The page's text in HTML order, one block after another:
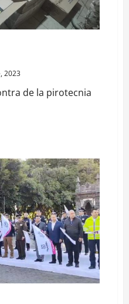
2023
de la pirotecnia